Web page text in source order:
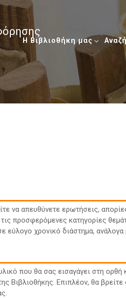
Η Βιβλιοθήκη μας
να απευθύνετε ερωτήσεις,
προσφερόμενες κατηγορίες
χρονικό διάστημα,
που θα σας εισαγάγει στη ορθή
Βιβλιοθήκης. Επιπλέον, θα